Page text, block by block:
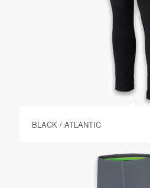
BLACK / ATLANTIC